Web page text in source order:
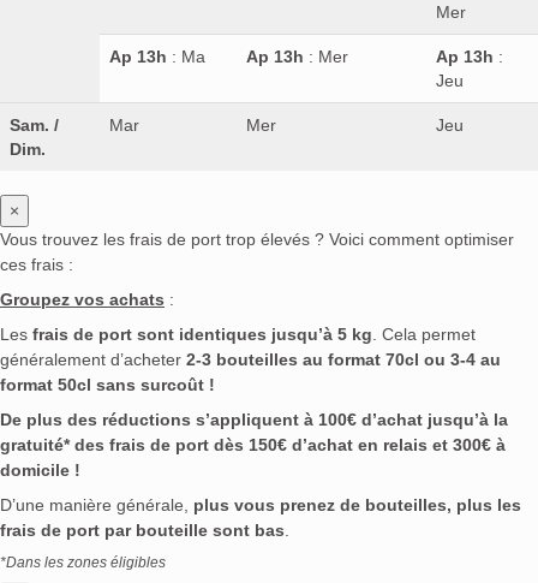
Mer
Ap 13h : Ma Ap 13h : Mer Ap 13h :
Jeu
Sam. /
Dim.
Mar Mer Jeu
×
Vous trouvez les frais de port trop élevés ? Voici comment optimiser
ces frais :
Groupez vos achats :
Les frais de port sont identiques jusqu’à 5 kg . Cela permet
généralement d’acheter 2-3 bouteilles au format 70cl ou 3-4 au
format 50cl sans surcoût !
De plus des réductions s’appliquent à 100€ d’achat jusqu’à la
gratuité* des frais de port dès 150€ d’achat en relais et 300€ à
domicile !
D’une manière générale, plus vous prenez de bouteilles, plus les
frais de port par bouteille sont bas
*Dans les zones éligibles